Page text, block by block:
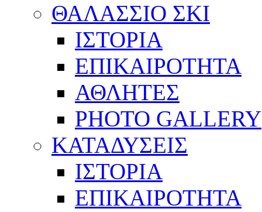
ΘΑΛΑΣΣΙΟ ΣΚΙ
ΙΣΤΟΡΙΑ
ΕΠΙΚΑΙΡΟΤΗΤΑ
ΑΘΛΗΤΕΣ
PHOTO GALLERY
ΚΑΤΑΔΥΣΕΙΣ
ΙΣΤΟΡΙΑ
ΕΠΙΚΑΙΡΟΤΗΤΑ